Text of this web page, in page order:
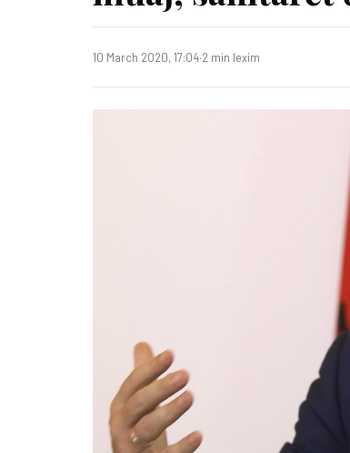
10 March 2020, 17:04·2 min lexim